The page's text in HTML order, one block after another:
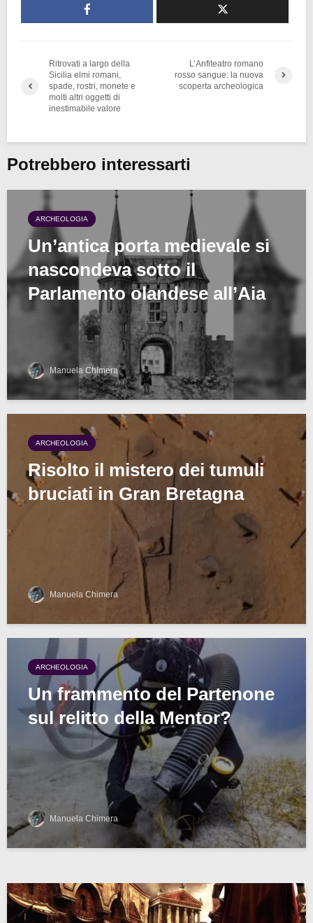
Ritrovati a largo della
Sicilia elmi romani,
spade, rostri, monete e
molti altri oggetti di
inestimabile valore
L’Anfiteatro romano
rosso sangue: la nuova
scoperta archeologica
Potrebbero interessarti
ARCHEOLOGIA
Un’antica porta medievale si
nascondeva sotto il
Parlamento olandese all’Aia
Manuela Chimera
ARCHEOLOGIA
Risolto il mistero dei tumuli
bruciati in Gran Bretagna
Manuela Chimera
ARCHEOLOGIA
Un frammento del Partenone
sul relitto della Mentor?
Manuela Chimera